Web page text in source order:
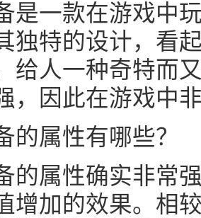
是一款在游戏中
独特的设计，看
给人一种奇特而
，因此在游戏中
的属性有哪些？
的属性确实非常
增加的效果。相